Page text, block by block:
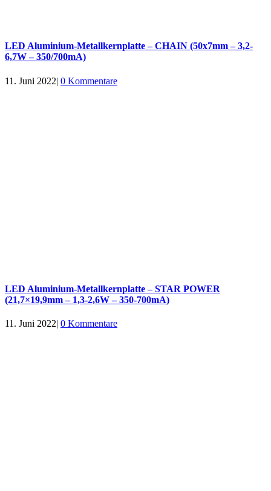
LED Aluminium-Metallkernplatte – CHAIN (50x7mm – 3,2-
6,7W – 350/700mA)
11. Juni 2022| 0 Kommentare
LED Aluminium-Metallkernplatte – STAR POWER
(21,7×19,9mm – 1,3-2,6W – 350-700mA)
11. Juni 2022| 0 Kommentare